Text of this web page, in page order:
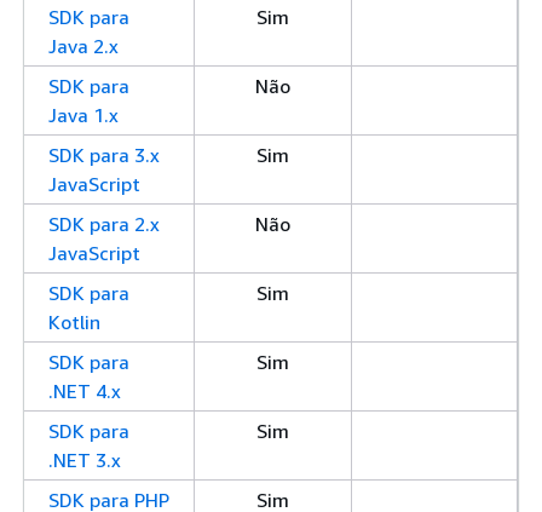
SDK para
Java 2.x
Sim
SDK para
Java 1.x
Não
SDK para 3.x
JavaScript
Sim
SDK para 2.x
JavaScript
Não
SDK para
Kotlin
Sim
SDK para
.NET 4.x
Sim
SDK para
.NET 3.x
Sim
SDK para PHP
Sim